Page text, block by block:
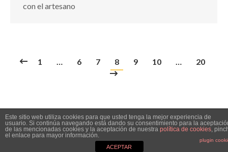
con el artesano
1 6 7 8 9 10 20
2026 PINOLERE - Powered by DescubreGroup
Este sitio web utiliza cookies para que usted tenga la mejor experiencia de
usuario. Si continúa navegando está dando su consentimiento para la
de las mencionadas cookies y la aceptación de nuestra política de cookies,
el enlace para mayor información.
plugin
ACEPTAR